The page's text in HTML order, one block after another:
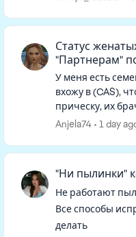
Статус
"Партнерам"
У меня есть
вхожу в (CAS),
прическу, их
удаляется.
Anjela74 1 day
"Ни пылинки"
Не работают
Все способы
делать